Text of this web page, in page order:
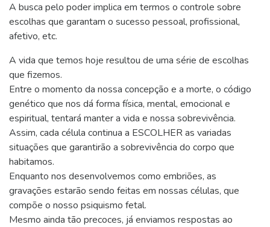
A busca pelo poder implica em termos o controle sobre
escolhas que garantam o sucesso pessoal, profissional,
afetivo, etc.
A vida que temos hoje resultou de uma série de escolhas
que fizemos.
Entre o momento da nossa concepção e a morte, o código
genético que nos dá forma física, mental, emocional e
espiritual, tentará manter a vida e nossa sobrevivência.
Assim, cada célula continua a ESCOLHER as variadas
situações que garantirão a sobrevivência do corpo que
habitamos.
Enquanto nos desenvolvemos como embriões, as
gravações estarão sendo feitas em nossas células, que
compõe o nosso psiquismo fetal.
Mesmo ainda tão precoces, já enviamos respostas ao